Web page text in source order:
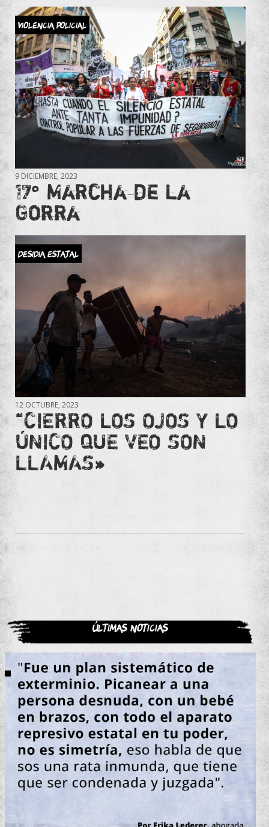
Violencia Policial
9 DICIEMBRE, 2023
17° Marcha de la
Gorra
Desidia estatal
12 OCTUBRE, 2023
“CIERRO LOS OJOS Y LO
ÚNICO QUE VEO SON
LLAMAS»
Últimas noticias